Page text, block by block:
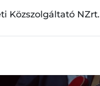
Közszolgáltató NZrt.